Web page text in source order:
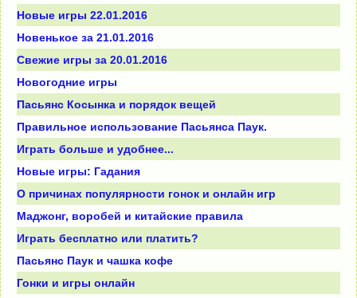
Новые игры 22.01.2016
Новенькое за 21.01.2016
Свежие игры за 20.01.2016
Новогодние игры
Пасьянс Косынка и порядок вещей
Правильное использование Пасьянса Паук.
Играть больше и удобнее...
Новые игры: Гадания
О причинах популярности гонок и онлайн игр
Маджонг, воробей и китайские правила
Играть бесплатно или платить?
Пасьянс Паук и чашка кофе
Гонки и игры онлайн